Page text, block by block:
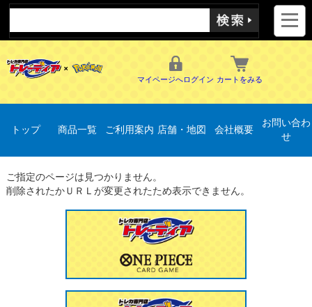
マイページへログイン カートをみる
トップ 商品一覧 ご利用案内 店舗・地図 会社概要
お問い合わ
せ
ご指定のページは見つかりません。
削除されたかＵＲＬが変更されたため表示できません。